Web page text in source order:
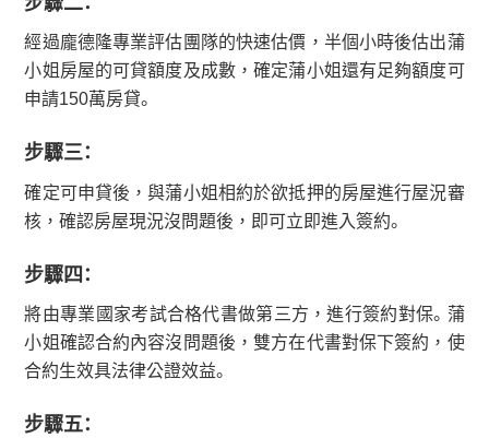
經過龐德隆專業評估團隊的快速估價，半個小時後估出蒲
小姐房屋的可貸額度及成數，確定蒲小姐還有足夠額度可
申請150萬房貸。
步驟三：
確定可申貸後，與蒲小姐相約於欲抵押的房屋進行屋況審
核，確認房屋現況沒問題後，即可立即進入簽約。
步驟四：
將由專業國家考試合格代書做第三方，進行簽約對保。蒲
小姐確認合約內容沒問題後，雙方在代書對保下簽約，使
合約生效具法律公證效益。
步驟五：